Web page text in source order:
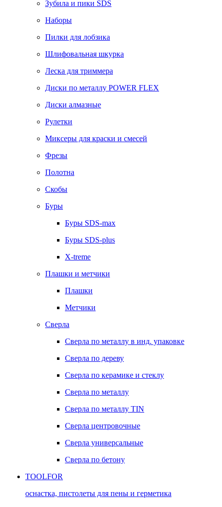
Зубила и пики SDS
Наборы
Пилки для лобзика
Шлифовальная шкурка
Леска для триммера
Диски по металлу POWER FLEX
Диски алмазные
Рулетки
Миксеры для краски и смесей
Фрезы
Полотна
Скобы
Буры
Буры SDS-max
Буры SDS-plus
X-treme
Плашки и метчики
Плашки
Метчики
Сверла
Сверла по металлу в инд. упаковке
Сверла по дереву
Сверла по керамике и стеклу
Сверла по металлу
Сверла по металлу TIN
Сверла центровочные
Сверла универсальные
Сверла по бетону
TOOLFOR
оснастка, пистолеты для пены и герметика